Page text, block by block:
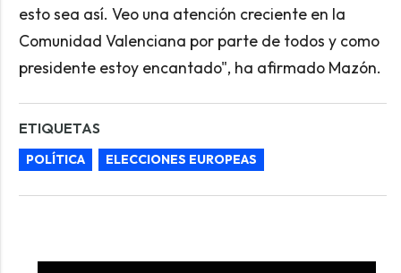
esto sea así. Veo una atención creciente en la
Comunidad Valenciana por parte de todos y como
presidente estoy encantado", ha afirmado Mazón.
ETIQUETAS
POLÍTICA ELECCIONES EUROPEAS